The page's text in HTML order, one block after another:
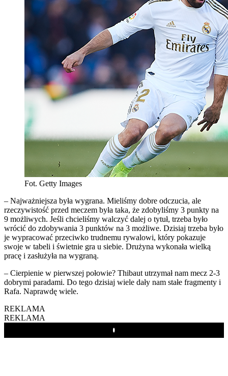
Fot. Getty Images
– Najważniejsza była wygrana. Mieliśmy dobre odczucia, ale
rzeczywistość przed meczem była taka, że zdobyliśmy 3 punkty na
9 możliwych. Jeśli chcieliśmy walczyć dalej o tytuł, trzeba było
wrócić do zdobywania 3 punktów na 3 możliwe. Dzisiaj trzeba było
je wypracować przeciwko trudnemu rywalowi, który pokazuje
swoje w tabeli i świetnie gra u siebie. Drużyna wykonała wielką
pracę i zasłużyła na wygraną.
– Cierpienie w pierwszej połowie? Thibaut utrzymał nam mecz 2-3
dobrymi paradami. Do tego dzisiaj wiele dały nam stałe fragmenty i
Rafa. Naprawdę wiele.
REKLAMA
REKLAMA
Play